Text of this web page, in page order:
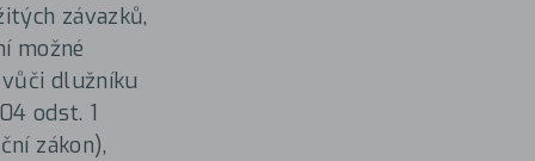
závazků,
možné
dlužníku
odst. 1
zákon),